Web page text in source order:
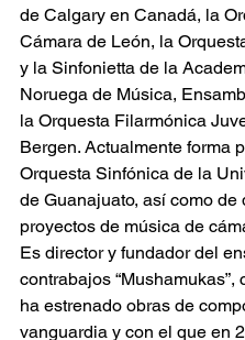
de Calgary en Canadá, la
Cámara de León, la
y la Sinfonietta de la
Noruega de Música,
la Orquesta Filarmónica
Bergen. Actualmente forma
Orquesta Sinfónica de la
de Guanajuato, así como de
proyectos de música de
Es director y fundador del
contrabajos “Mushamukas”,
ha estrenado obras de
vanguardia y con el que en